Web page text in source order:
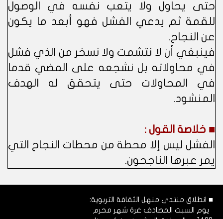
حتى يحاول ولا يتعب نفسه في الوصول
للقمة ثم يدعي الفشل فهو أبعد ما يكون
عن النجاح.
فينبغي أن لا نتشمت ولا نسخر من الذي فشل
في محاولاته بل نشجعه على المضي قدما
في المحاولات حتى يتحقق له الهدف
المنشود.
■ خلاصة القول :
الفشل ليس إلا محطة من محطات النجاح التي
يمر عبرها الناجحون.
■ انطلاق منتدى منهل الثقافة التربوية:
يوم السبت المصادف غرة شهر محرم